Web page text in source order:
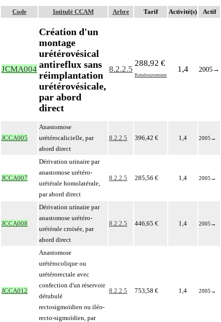
Code Intitulé CCAM Arbre Tarif Activité(s) Actif
JCMA004
Création d'un
montage
urétérovésical
antireflux sans
réimplantation
urétérovésicale,
par abord
direct
8.2.2.5
288,92 €
Remboursement
1,4 2005→
JCCA005
Anastomose
urétérocalicielle, par
abord direct
8.2.2.5 396,42 € 1,4 2005 →
JCCA007
Dérivation urinaire par
anastomose urétéro-
urétérale homolatérale,
par abord direct
8.2.2.5 285,56 € 1,4 2005 →
JCCA008
Dérivation urinaire par
anastomose urétéro-
urétérale croisée, par
abord direct
8.2.2.5 446,65 € 1,4 2005 →
JCCA012
Anastomose
urétérocolique ou
urétérorectale avec
confection d'un réservoir
détubulé
rectosigmoïdien ou iléo-
recto-sigmoïdien, par
8.2.2.5 753,58 € 1,4 2005 →